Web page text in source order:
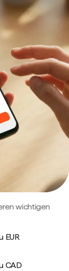
wichtigen
EUR
CAD